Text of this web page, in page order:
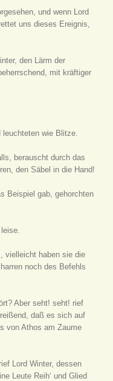
und wenn Lord
uns dieses Ereignis,
den Lärm der
mit kräftiger
leuchteten wie Blitze.
berauscht durch das
den Säbel in die Hand!
Beispiel gab, gehorchten
vielleicht haben sie die
noch des Befehls
Aber seht! seht! rief
daß es sich auf
von Athos am Zaume
Lord Winter, dessen
Leute Reih‘ und Glied